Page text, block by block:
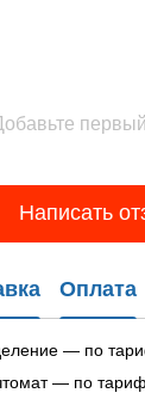
Написать
Оплата
— по
— по